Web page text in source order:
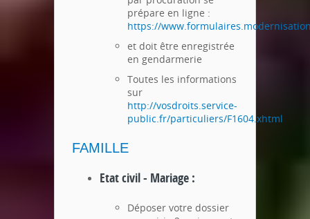
prépare en ligne :
https://
et doit être enregistrée
en gendarmerie
Toutes les informations
sur
http://vosdroits.service-
public.fr/particuliers/F1604.xhtml
FAMILLE
Etat civil - Mariage :
Déposer votre dossier